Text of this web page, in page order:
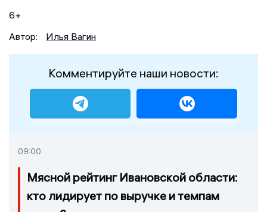
6+
Автор:
Илья Вагин
Комментируйте наши новости:
09:00
Мясной рейтинг Ивановской области:
кто лидирует по выручке и темпам